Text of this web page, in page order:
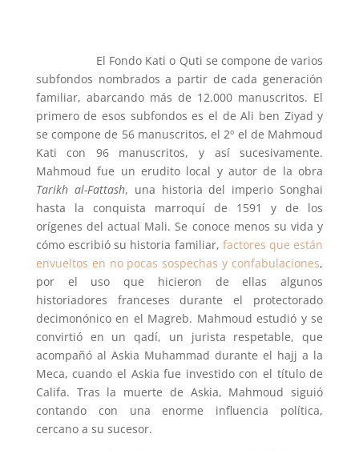
El Fondo Kati o Quti se compone de varios
subfondos nombrados a partir de cada generación
familiar, abarcando más de 12.000 manuscritos. El
primero de esos subfondos es el de Ali ben Ziyad y
se compone de 56 manuscritos, el 2º el de Mahmoud
Kati con 96 manuscritos, y así sucesivamente.
Mahmoud fue un erudito local y autor de la obra
Tarikh al-Fattash, una historia del imperio Songhai
hasta la conquista marroquí de 1591 y de los
orígenes del actual Mali. Se conoce menos su vida y
cómo escribió su historia familiar, factores que están
envueltos en no pocas sospechas y confabulaciones,
por el uso que hicieron de ellas algunos
historiadores franceses durante el protectorado
decimonónico en el Magreb. Mahmoud estudió y se
convirtió en un qadí, un jurista respetable, que
acompañó al Askia Muhammad durante el hajj a la
Meca, cuando el Askia fue investido con el título de
Califa. Tras la muerte de Askia, Mahmoud siguió
contando con una enorme influencia política,
cercano a su sucesor.